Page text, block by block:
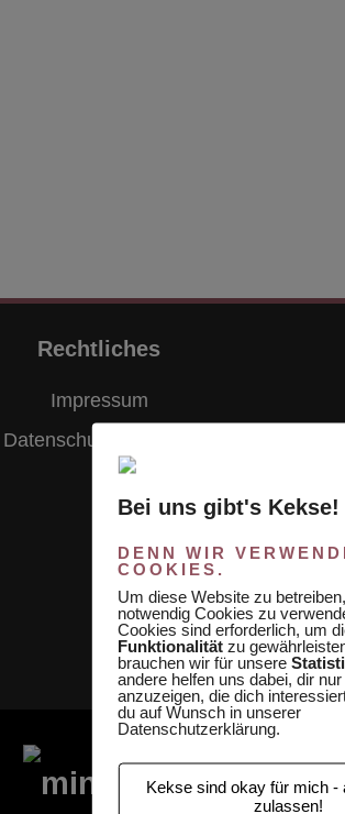
Rechtliches
Impressum
Datenschutzerklärung
Bei uns gibt's Kekse!
DENN WIR
COOKIES.
Um diese Website zu
notwendig Cookies zu
Cookies sind erforderlich, um
Funktionalität zu
brauchen wir für unsere
andere helfen uns dabei, dir
anzuzeigen, die dich
du auf Wunsch in unserer
Datenschutzerklärung.
Kekse sind okay für mich -
zulassen!